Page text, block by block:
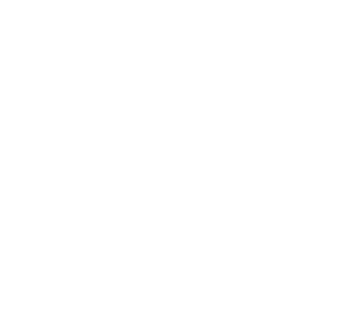
oblíbených hotelů